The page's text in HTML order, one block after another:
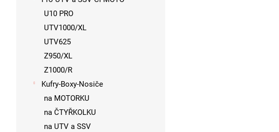
U10 PRO
UTV1000/XL
UTV625
Z950/XL
Z1000/R
Kufry-Boxy-Nosiče
na MOTORKU
na ČTYŘKOLKU
na UTV a SSV